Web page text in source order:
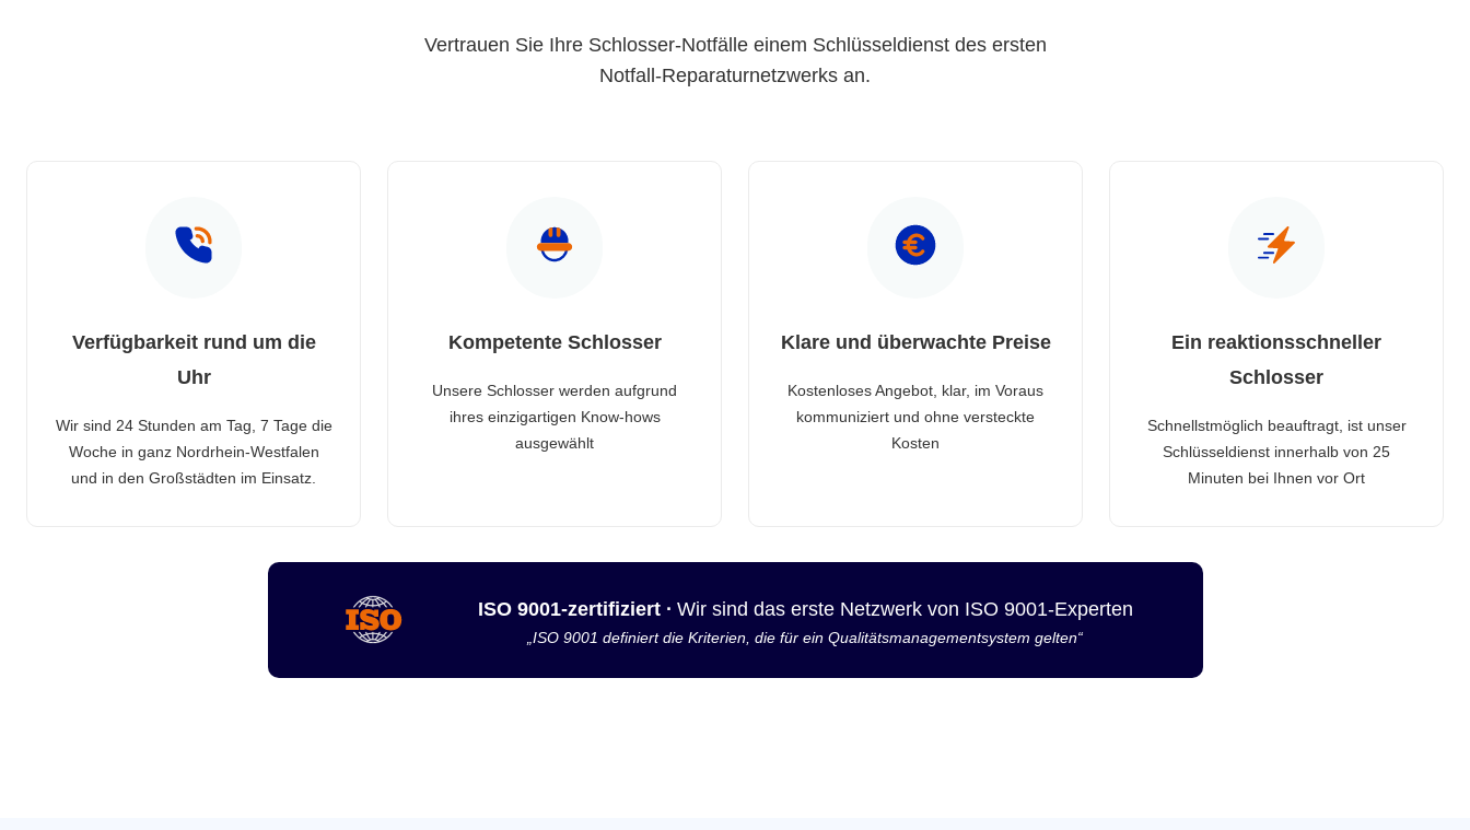
Vertrauen Sie Ihre Schlosser-Notfälle einem Schlüsseldienst des ersten
Notfall-Reparaturnetzwerks an.
Verfügbarkeit rund um die
Uhr
Wir sind 24 Stunden am Tag, 7 Tage die
Woche in ganz Nordrhein-Westfalen
und in den Großstädten im Einsatz.
Kompetente Schlosser
Unsere Schlosser werden aufgrund
ihres einzigartigen Know-hows
ausgewählt
Klare und überwachte Preise
Kostenloses Angebot, klar, im Voraus
kommuniziert und ohne versteckte
Kosten
Ein reaktionsschneller
Schlosser
Schnellstmöglich beauftragt, ist unser
Schlüsseldienst innerhalb von 25
Minuten bei Ihnen vor Ort
ISO 9001-zertifiziert · Wir sind das erste Netzwerk von ISO 9001-Experten
„ISO 9001 definiert die Kriterien, die für ein Qualitätsmanagementsystem gelten“